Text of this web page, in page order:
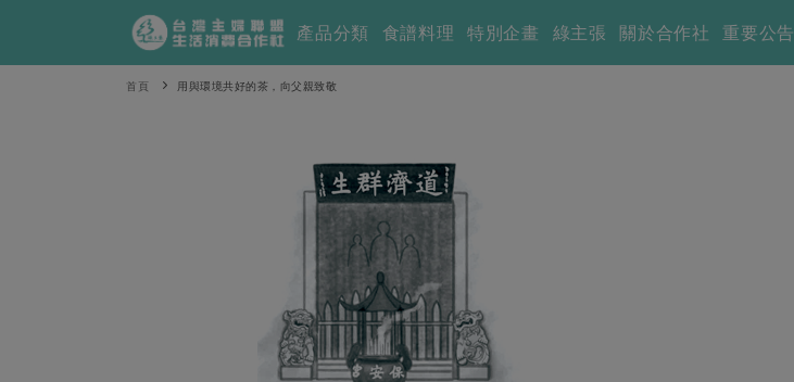
產品分類 食譜料理 特別企畫 綠主張 關於合作社 重要公告
首頁 用與環境共好的茶，向父親致敬